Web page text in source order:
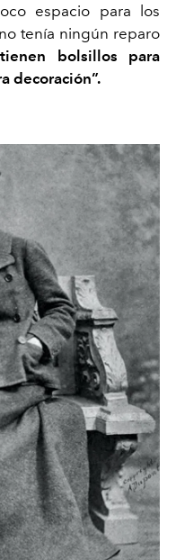
espacio para los
tenía ningún reparo
bolsillos para
decoración”.